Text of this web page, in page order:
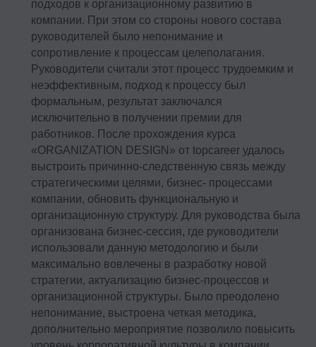
подходов к организационному развитию в
компании. При этом со стороны нового состава
руководителей было непонимание и
сопротивление к процессам целеполагания.
Руководители считали этот процесс трудоемким и
неэффективным, подход к процессу был
формальным, результат заключался
исключительно в получении премии для
работников. После прохождения курса
«ORGANIZATION DESIGN» от topcareer удалось
выстроить причинно-следственную связь между
стратегическими целями, бизнес- процессами
компании, обновить функциональную и
организационную структуру. Для руководства была
организована бизнес-сессия, где руководители
использовали данную методологию и были
максимально вовлечены в разработку новой
стратегии, актуализацию бизнес-процессов и
организационной структуры. Было преодолено
непонимание, выстроена четкая методика,
дополнительно мероприятие позволило повысить
Контакты
+7 495 369 56 15